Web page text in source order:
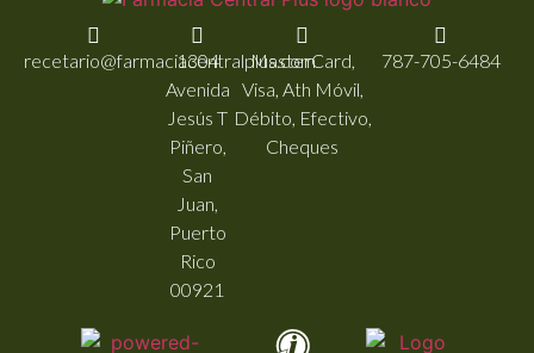
recetario@farmaciacentralplus.com
1304
Avenida
Jesús T
Piñero,
San
Juan,
Puerto
Rico
00921
MasterCard,
Visa, Ath Móvil,
Débito, Efectivo,
Cheques
787-705-6484